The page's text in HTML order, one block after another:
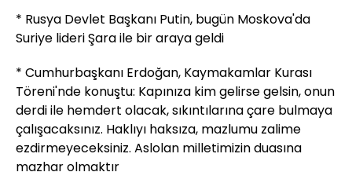
* Rusya Devlet Başkanı Putin, bugün Moskova'da
Suriye lideri Şara ile bir araya geldi
* Cumhurbaşkanı Erdoğan, Kaymakamlar Kurası
Töreni'nde konuştu: Kapınıza kim gelirse gelsin, onun
derdi ile hemdert olacak, sıkıntılarına çare bulmaya
çalışacaksınız. Haklıyı haksıza, mazlumu zalime
ezdirmeyeceksiniz. Aslolan milletimizin duasına
mazhar olmaktır